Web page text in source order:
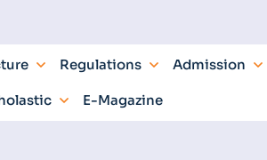
Regulations Admission
E-Magazine